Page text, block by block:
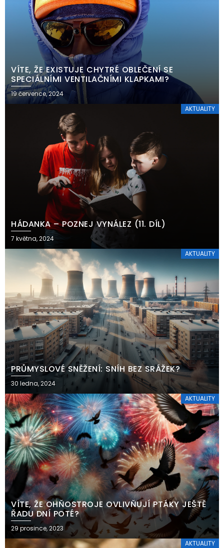
VÍTE, ŽE EXISTUJE CHYTRÉ OBLEČENÍ SE
SPECIÁLNÍMI VENTILAČNÍMI KLAPKAMI?
19 července, 2024
AKTUALITY
HÁDANKA – POZNEJ VYNÁLEZ (11. DÍL)
7 května, 2024
AKTUALITY
PRŮMYSLOVÉ SNĚŽENÍ: SNÍH BEZ SRÁŽEK?
30 ledna, 2024
AKTUALITY
VÍTE, ŽE OHŇOSTROJE OVLIVŇUJÍ PTÁKY JEŠTĚ
ŘADU DNÍ POTÉ?
29 prosince, 2023
AKTUALITY